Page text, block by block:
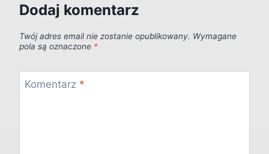
Dodaj komentarz
Twój adres email nie zostanie opublikowany. Wymagane
pola są oznaczone *
Komentarz *